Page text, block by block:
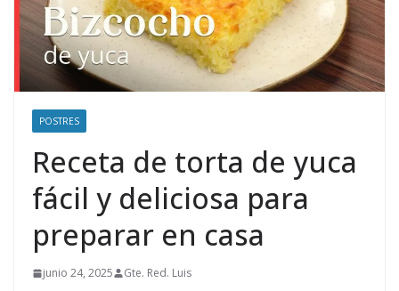
POSTRES
Receta de torta de yuca
fácil y deliciosa para
preparar en casa
junio 24, 2025 Gte. Red. Luis